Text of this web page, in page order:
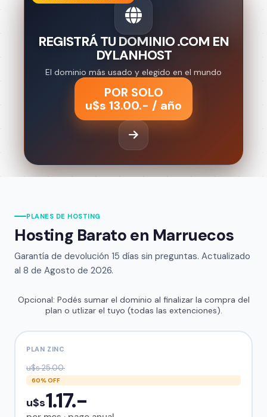
REGISTRÁ TU DOMINIO .COM EN
DYLANHOST
El dominio más usado y elegido en el mundo
POR SOLO
u$s 13.00.- / año
PLANES DE HOSTING
Hosting Barato en Marruecos
Garantía de devolución 15 días sin preguntas. Actualizado
al 8 de Agosto de 2026.
Opcional: Podés sumar el dominio al finalizar la compra del
plan o utlizar el tuyo (todas las extenciones).
PLAN ZINC
u$s 25.00.
60% OFF
u$s1.17.-